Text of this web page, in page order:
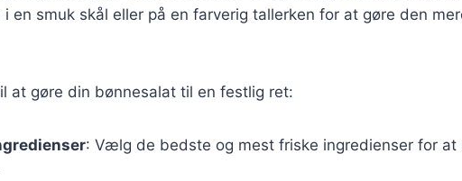
en smuk skål eller på en farverig tallerken for at gøre den
at gøre din bønnesalat til en festlig ret:
: Vælg de bedste og mest friske ingredienser for at